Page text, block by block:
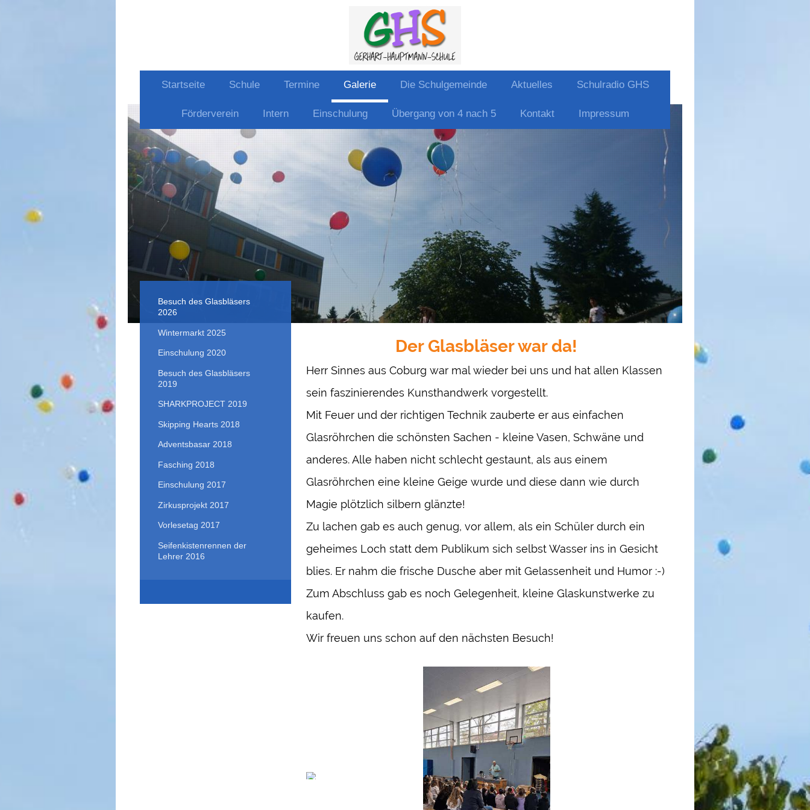
Startseite Schule Termine Galerie Die Schulgemeinde Aktuelles Schulradio GHS
Förderverein Intern Einschulung Übergang von 4 nach 5 Kontakt Impressum
Der Glasbläser war da!
Herr Sinnes aus Coburg war mal wieder bei uns und hat allen Klassen
sein faszinierendes Kunsthandwerk vorgestellt.
Mit Feuer und der richtigen Technik zauberte er aus einfachen
Glasröhrchen die schönsten Sachen - kleine Vasen, Schwäne und
anderes. Alle haben nicht schlecht gestaunt, als aus einem
Glasröhrchen eine kleine Geige wurde und diese dann wie durch
Magie plötzlich silbern glänzte!
Zu lachen gab es auch genug, vor allem, als ein Schüler durch ein
geheimes Loch statt dem Publikum sich selbst Wasser ins in Gesicht
blies. Er nahm die frische Dusche aber mit Gelassenheit und Humor :-)
Zum Abschluss gab es noch Gelegenheit, kleine Glaskunstwerke zu
kaufen.
Wir freuen uns schon auf den nächsten Besuch!
Besuch des Glasbläsers
2026
Wintermarkt 2025
Einschulung 2020
Besuch des Glasbläsers
2019
SHARKPROJECT 2019
Skipping Hearts 2018
Adventsbasar 2018
Fasching 2018
Einschulung 2017
Zirkusprojekt 2017
Vorlesetag 2017
Seifenkistenrennen der
Lehrer 2016